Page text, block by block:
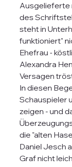
Ausgelieferte
des
steht in
funktioniert"
Ehefrau -
Alexandra
Versagen
In diesen
Schauspieler
zeigen - und
die "alten
Daniel Jesch
Graf nicht